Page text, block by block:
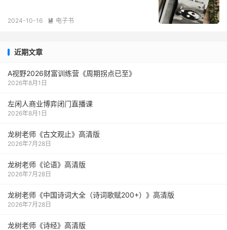
2024-10-16  电子书
近期文章
A视野2026财富训练营《周期拐点已至》
2026年8月1日
左闲人商业博弈闭门直播课
2026年8月1日
龙树老师《古文观止》高清版
2026年7月28日
龙树老师《论语》高清版
2026年7月28日
龙树老师《中国诗词大全（诗词歌赋200+）》高清版
2026年7月28日
龙树老师《诗经》高清版